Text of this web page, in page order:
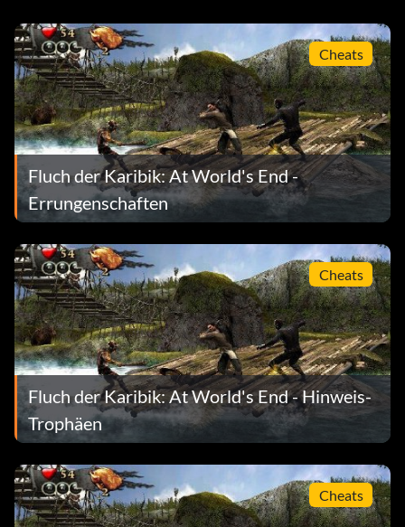
Cheats
Fluch der Karibik: At World's End -
Errungenschaften
Cheats
Fluch der Karibik: At World's End - Hinweis-
Trophäen
Cheats